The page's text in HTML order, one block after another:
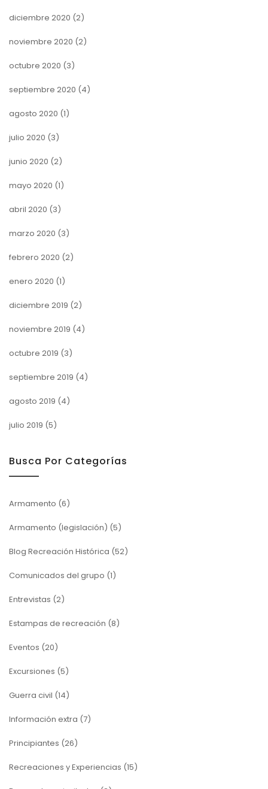
diciembre 2020 (2)
noviembre 2020 (2)
octubre 2020 (3)
septiembre 2020 (4)
agosto 2020 (1)
julio 2020 (3)
junio 2020 (2)
mayo 2020 (1)
abril 2020 (3)
marzo 2020 (3)
febrero 2020 (2)
enero 2020 (1)
diciembre 2019 (2)
noviembre 2019 (4)
octubre 2019 (3)
septiembre 2019 (4)
agosto 2019 (4)
julio 2019 (5)
Busca Por Categorías
Armamento (6)
Armamento (legislación) (5)
Blog Recreación Histórica (52)
Comunicados del grupo (1)
Entrevistas (2)
Estampas de recreación (8)
Eventos (20)
Excursiones (5)
Guerra civil (14)
Información extra (7)
Principiantes (26)
Recreaciones y Experiencias (15)